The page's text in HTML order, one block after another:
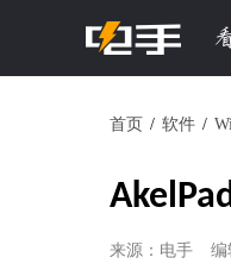
首页 软件
来源：电手 编